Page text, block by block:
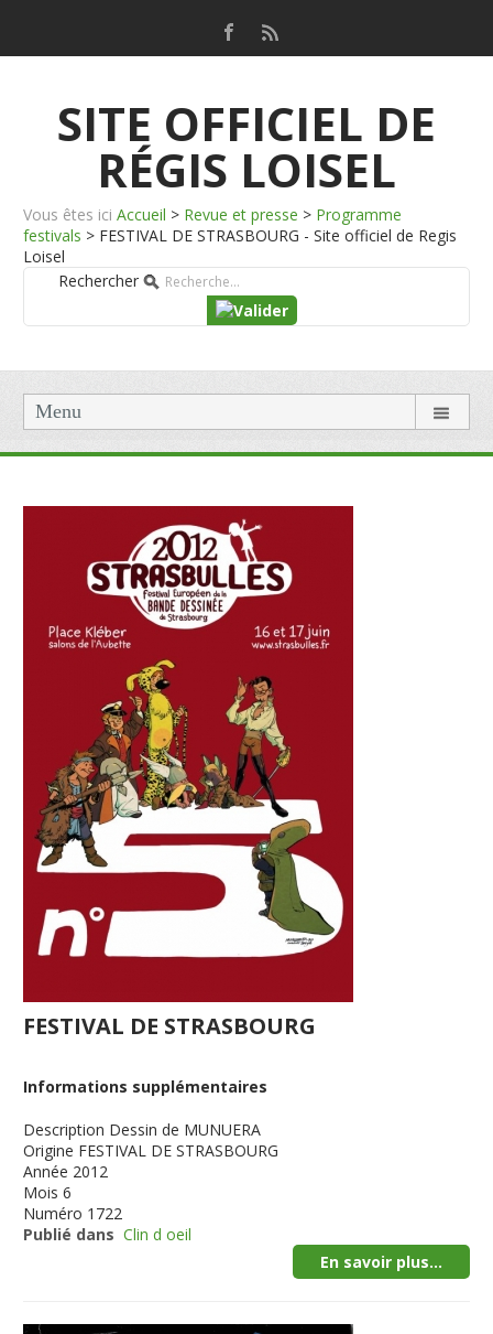
SITE OFFICIEL DE
RÉGIS LOISEL
Vous êtes ici Accueil > Revue et presse > Programme
festivals > FESTIVAL DE STRASBOURG - Site officiel de Regis
Loisel
Rechercher
Menu
FESTIVAL DE STRASBOURG
Informations supplémentaires
Description Dessin de MUNUERA
Origine FESTIVAL DE STRASBOURG
Année 2012
Mois 6
Numéro 1722
Publié dans Clin d oeil
En savoir plus...